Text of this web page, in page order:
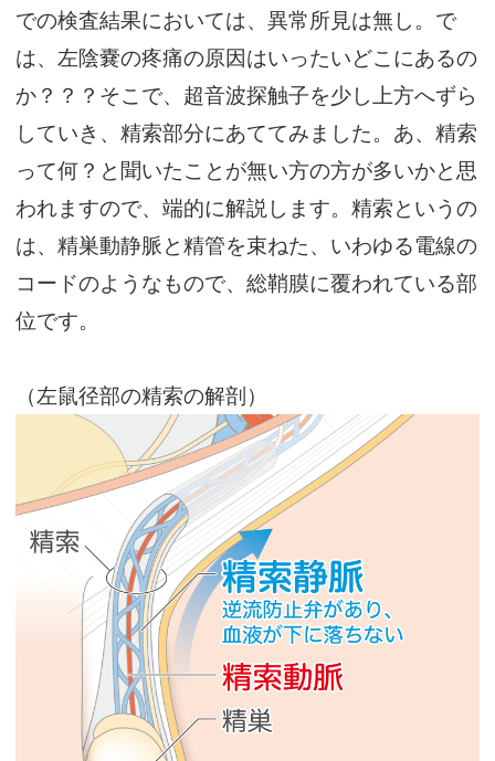
での検査結果においては、異常所見は無し。で
は、左陰嚢の疼痛の原因はいったいどこにあるの
か？？？そこで、超音波探触子を少し上方へずら
していき、精索部分にあててみました。あ、精索
って何？と聞いたことが無い方の方が多いかと思
われますので、端的に解説します。精索というの
は、精巣動静脈と精管を束ねた、いわゆる電線の
コードのようなもので、総鞘膜に覆われている部
位です。
（左鼠径部の精索の解剖）